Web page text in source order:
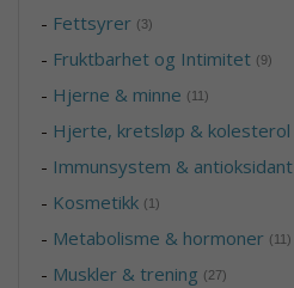
- Fettsyrer (3)
- Fruktbarhet og Intimitet (9)
- Hjerne & minne (11)
- Hjerte, kretsløp & kolesterol
- Immunsystem & antioksidant
- Kosmetikk (1)
- Metabolisme & hormoner (11)
- Muskler & trening (27)